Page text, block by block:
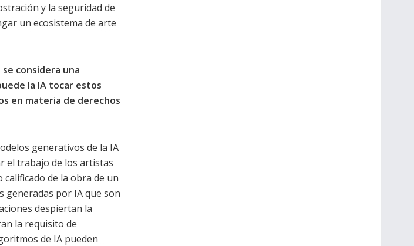
y la seguridad de
un ecosistema de arte
considera una
la IA tocar estos
en materia de derechos
generativos de la IA
el trabajo de los artistas
de la obra de un
generadas por IA que son
despiertan la
la requisito de
de IA pueden